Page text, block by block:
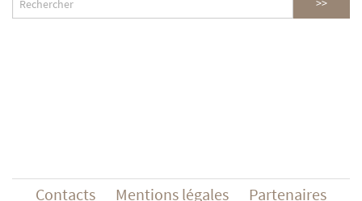
Contacts Mentions légales Partenaires